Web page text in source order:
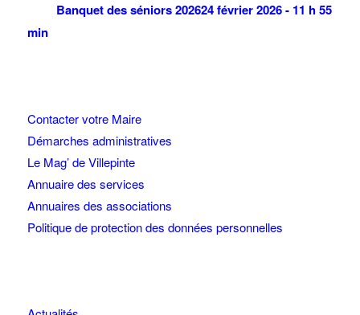
Banquet des séniors 202624 février 2026 - 11 h 55
min
Contacter votre Maire
Démarches administratives
Le Mag’ de Villepinte
Annuaire des services
Annuaires des associations
Politique de protection des données personnelles